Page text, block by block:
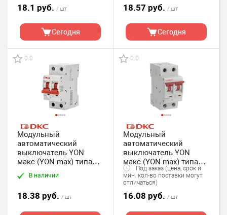
18.1 руб. / шт
Сегодня
18.57 руб. / шт
Сегодня
0.0
Модульный
автоматический
выключатель YON
макс (YON max) типа
MD63, 2 полюс,хар-ка C,
63А, 4,5кА DKC
В наличии
18.38 руб. / шт
0.0
Модульный
автоматический
выключатель YON
макс (YON max) типа
MD63, 2 полюс,хар-ка C,
13А, 4,5кА DKC
Под заказ (цена, срок и
мин. кол-во поставки могут
отличаться)
16.08 руб. / шт